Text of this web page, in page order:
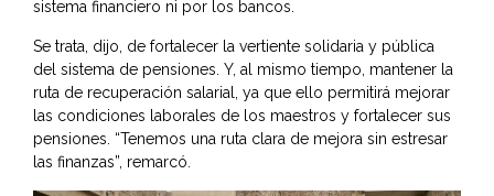
sistema financiero ni por los bancos.
Se trata, dijo, de fortalecer la vertiente solidaria y pública
del sistema de pensiones. Y, al mismo tiempo, mantener la
ruta de recuperación salarial, ya que ello permitirá mejorar
las condiciones laborales de los maestros y fortalecer sus
pensiones. “Tenemos una ruta clara de mejora sin estresar
las finanzas”, remarcó.